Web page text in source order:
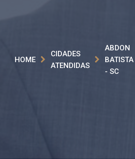
HOME
CIDADES
ATENDIDAS
ABDON
BATISTA
- SC